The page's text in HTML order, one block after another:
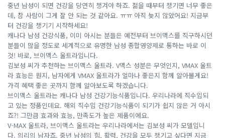
중년 남성이 되면 건강을 당연히 챙겨야 하죠. 젊을 때부터 챙기면 너무 좋은
데, 참 사람이 그게 잘 안 되는 것 같아요. ㅠㅠ 아직 늦지 않았어요! 지금부
터 건강을 챙기기 시작하세요!
캐나다 남성 건강식품, 이미 아시는 분들은 예전부터 브이맥스를 직구하시던
분들이 많을 정도로 세계적으로 유명한 남성 종합영양제로 통하는 바로 이
것! 바로, 브이맥스 울트라입니다.
김보성 씨가 추천하는 브이맥스 울트라. V맥스 성분은 무엇인지, VMAX 울트
라 효능은 뭔지, 남자에게 VMAX 울트라가 얼마나 좋은지 함께 알아볼게요!
가격 혜택 좋은 곳까지 함께 알아보도록 하겠습니다.
브이맥스 울트라는 캐나다 남성 건강기능식품입니다. 우리나라에 직수입되
고 있는 정품인데요. 해외 직수입 건강기능식품이 되기가 쉽지 않은 거 아시
죠?! 그만큼 효과와 효능, 만족도가 높은 제품이에요.
V-MAX 울트라, 브이맥스 울트라는 우리나라에서는 김보성 씨가 모델입니
다. 의리의 남자죠. 중년 남성의 힘, 활력, 건강을 모두 챙기고 싶다면 지금